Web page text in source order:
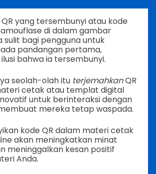
yang tersembunyi atau kode
di dalam gambar
bagi pengguna untuk
pandangan pertama,
bahwa ia tersembunyi.
seolah-olah itu terjemahkanQR
cetak atau templat digital
untuk berinteraksi dengan
mereka tetap waspada.
kode QR dalam materi cetak
akan meningkatkan minat
meninggalkan kesan positif
Anda.